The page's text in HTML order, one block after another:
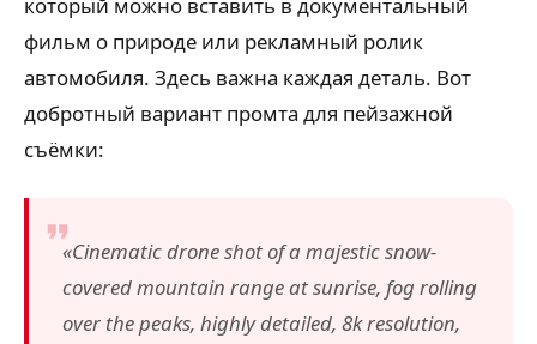
фильм о природе или рекламный ролик
автомобиля. Здесь важна каждая деталь. Вот
добротный вариант промта для пейзажной
съёмки:
«Cinematic drone shot of a majestic snow-
covered mountain range at sunrise, fog rolling
over the peaks, highly detailed, 8k resolution,